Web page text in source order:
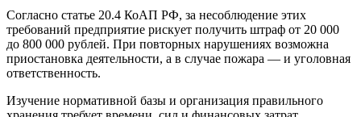
Согласно статье 20.4 КоАП РФ, за несоблюдение этих
требований предприятие рискует получить штраф от 20 000
до 800 000 рублей. При повторных нарушениях возможна
приостановка деятельности, а в случае пожара — и уголовная
ответственность.
Изучение нормативной базы и организация правильного